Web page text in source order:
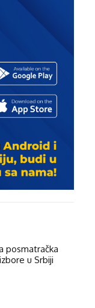
posmatračka
u Srbiji